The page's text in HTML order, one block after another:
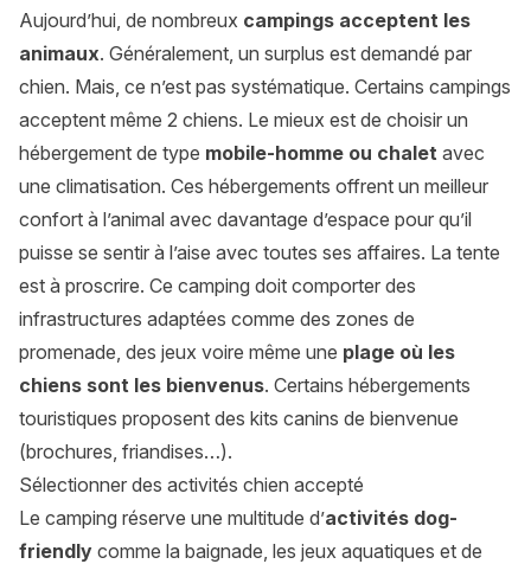
Aujourd’hui, de nombreux campings acceptent les
animaux. Généralement, un surplus est demandé par
chien. Mais, ce n’est pas systématique. Certains campings
acceptent même 2 chiens. Le mieux est de choisir un
hébergement de type mobile-homme ou chalet avec
une climatisation. Ces hébergements offrent un meilleur
confort à l’animal avec davantage d’espace pour qu’il
puisse se sentir à l’aise avec toutes ses affaires. La tente
est à proscrire. Ce camping doit comporter des
infrastructures adaptées comme des zones de
promenade, des jeux voire même une plage où les
chiens sont les bienvenus. Certains hébergements
touristiques proposent des kits canins de bienvenue
(brochures, friandises…).
Sélectionner des activités chien accepté
Le camping réserve une multitude d’activités dog-
friendly comme la baignade, les jeux aquatiques et de